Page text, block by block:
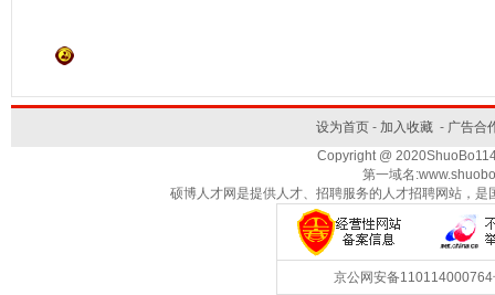
设为首页- 加入收藏- 广告合
Copyright @
第一域名
硕博人才网是提供人才、招聘服务的人才招聘网站，
京公网安备